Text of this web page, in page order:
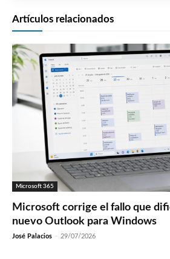
Artículos relacionados
Microsoft 365
Microsoft corrige el fallo que
nuevo Outlook para Windows
José Palacios - 29/07/2026